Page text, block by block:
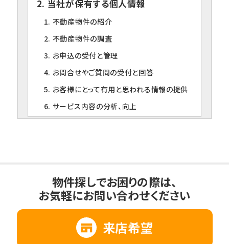
2. 当社が保有する個人情報
1. 不動産物件の紹介
2. 不動産物件の調査
3. お申込の受付と管理
4. お問合せやご質問の受付と回答
5. お客様にとって有用と思われる情報の提供
6. サービス内容の分析、向上
1. ご本人の同意がある場合
2. 法令に基づく場合
3. 利用目的の範囲内で個人情報の取扱いの
全部又は一部を委託する場合
4. 人の生命、身体又は財産の保護のために必
物件探しでお困りの際は、
お気軽にお問い合わせください
来店希望